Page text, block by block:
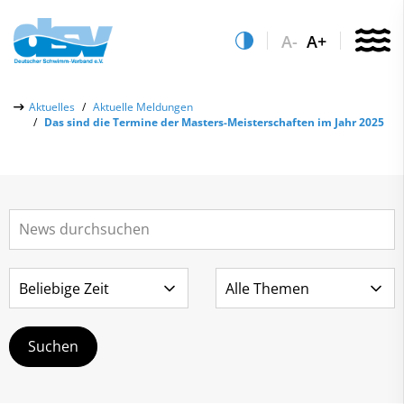
A- A+
Aktuelles
Aktuelle Meldungen
Das sind die Termine der Masters-Meisterschaften im Jahr 2025
Über uns
Social-Media-Wall
Leistungs- & Wettkampfsport
Schwimmen lernen
Sportentwicklung
Service
Quicklinks
Vereinsfinder
Lizenzwesen
Zentrale Hinweisstelle
Recht auf sicheren Schwimmsport